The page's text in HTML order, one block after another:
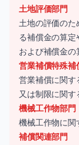
土地評価部門
土地の評価の
る補償金の算
および補償金の
営業補償特殊補
営業補償に関す
又は制限に関す
機械工作物部門
機械工作物に関
補償関連部門